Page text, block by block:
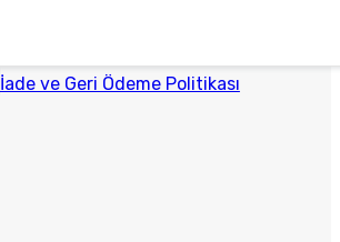
İade ve Geri Ödeme Politikası